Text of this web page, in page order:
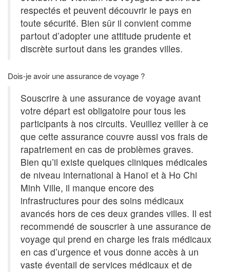
respectés et peuvent découvrir le pays en
toute sécurité. Bien sûr il convient comme
partout d’adopter une attitude prudente et
discrète surtout dans les grandes villes.
Dois-je avoir une assurance de voyage ?
Souscrire à une assurance de voyage avant
votre départ est obligatoire pour tous les
participants à nos circuits. Veuillez veiller à ce
que cette assurance couvre aussi vos frais de
rapatriement en cas de problèmes graves.
Bien qu’il existe quelques cliniques médicales
de niveau international à Hanoï et à Ho Chi
Minh Ville, il manque encore des
infrastructures pour des soins médicaux
avancés hors de ces deux grandes villes. Il est
recommendé de souscrier à une assurance de
voyage qui prend en charge les frais médicaux
en cas d’urgence et vous donne accès à un
vaste éventail de services médicaux et de